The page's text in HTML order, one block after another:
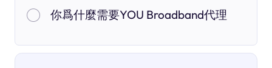
你爲什麼需要YOU Broadband代理